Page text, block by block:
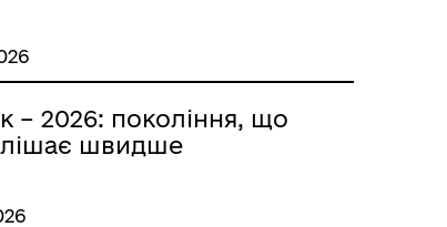
– 2026: покоління, що
швидше